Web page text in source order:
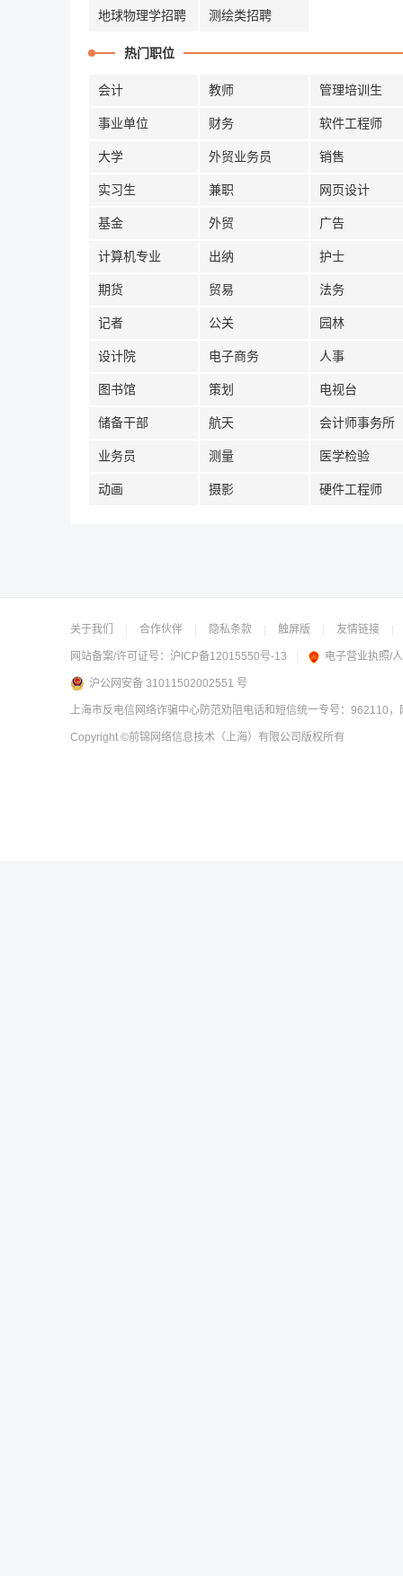
地球物理学招聘 测绘类招聘
热门职位
会计 教师 管理培训生
事业单位 财务 软件工程师
大学 外贸业务员 销售
实习生 兼职 网页设计
基金 外贸 广告
计算机专业 出纳 护士
期货 贸易 法务
记者 公关 园林
设计院 电子商务 人事
图书馆 策划 电视台
储备干部 航天 会计师事务所
业务员 测量 医学检验
动画 摄影 硬件工程师
关于我们 合作伙伴 隐私条款 触屏版 友情链接
网站备案/许可证号： 沪ICP备12015550号-13 电子营业执照/
沪公网安备 31011502002551 号
上海市反电信网络诈骗中心防范劝阻电话和短信统一专号：962110
Copyright ©前锦网络信息技术（上海）有限公司 版权所有